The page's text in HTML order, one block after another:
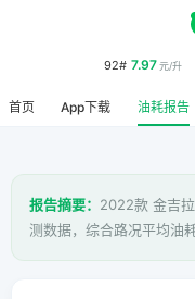
92# 7.97元/升
首页 App下载 油耗报告
报告摘要： 2022款 金吉
测数据，综合路况平均油